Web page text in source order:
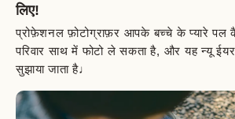
लिए!
प्रोफ़ेशनल फ़ोटोग्राफ़र आपके बच्चे के प्यारे
परिवार साथ में फोटो ले सकता है, और यह न्यू ईयर
सुझाया जाता है♩